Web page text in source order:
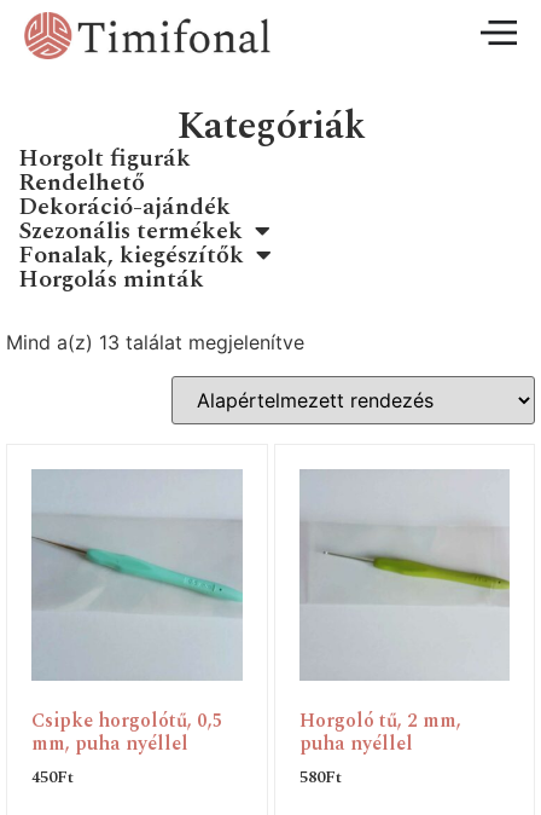
Kategóriák
Horgolt figurák
Rendelhető
Dekoráció-ajándék
Szezonális termékek
Fonalak, kiegészítők
Horgolás minták
Mind a(z) 13 találat megjelenítve
Csipke horgolótű, 0,5
mm, puha nyéllel
450Ft
Horgoló tű, 2 mm,
puha nyéllel
580Ft